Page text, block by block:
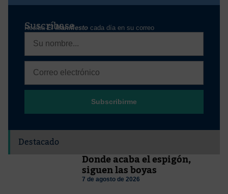
Suscríbase
RecibaEl Manifiesto cada día en su correo
Subscribirme
Destacado
Donde acaba el espigón,
siguen las boyas
7 de agosto de 2026